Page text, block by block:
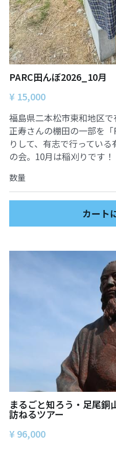
PARC田んぼ2026_10月
¥ 15,000
福島県二本松市東和地区
正寿さんの棚田の一部を「
りして、有志で行ってい
の会。10月は稲刈りです！
数量
カート
まるごと知ろう・足尾銅
訪ねるツアー
¥ 96,000
04パレスチナをどう学
05「共に生きる」ため
11鎌田慧 時代を描く・
06農と食の民主主義を
07アイヌ語講座
08ナワトル語講座
アートをめぐるFWin関
アートをめぐるFWin関
TP翻訳チーム専用越境
【越境】01テック・
別・人権・民主主義
【越境】02「自由と平
【越境】03人権を保
家・国際社会の枠組み
【越境】05「共に生
川崎の地域実践から学
【越境】06農と食の民
【越境】07アイヌ語を